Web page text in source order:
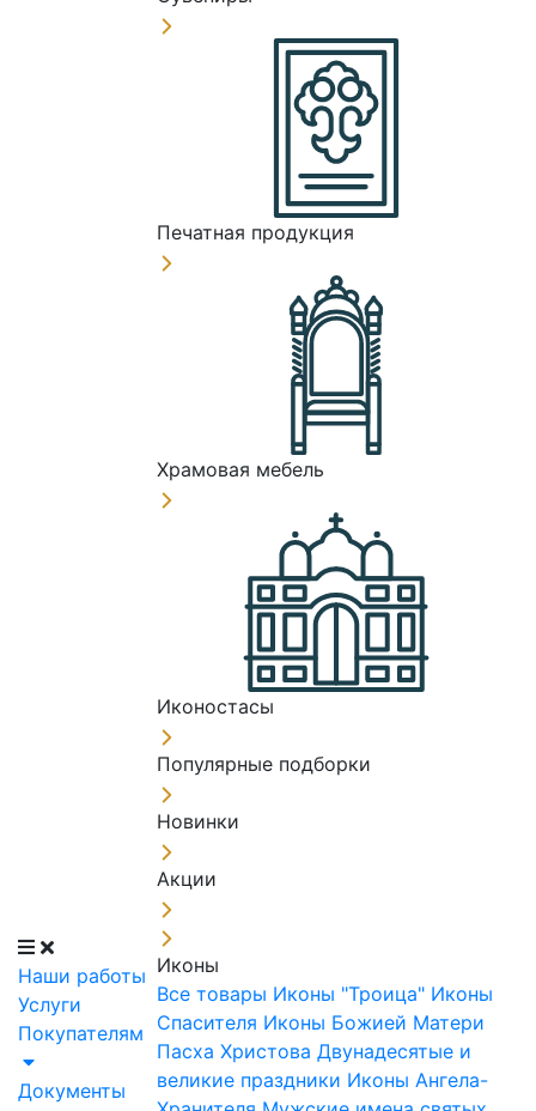
Наши работы
Услуги
Покупателям
Документы
Печатная продукция
Храмовая мебель
Иконостасы
Популярные подборки
Новинки
Акции
Иконы
Все товары Иконы "Троица" Иконы
Спасителя Иконы Божией Матери
Пасха Христова Двунадесятые и
великие праздники Иконы Ангела-